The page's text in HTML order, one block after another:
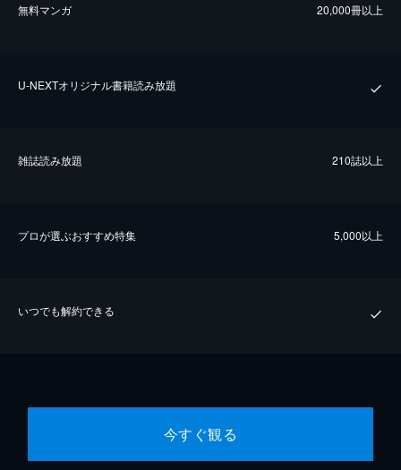
無料マンガ 20,000冊以上
U-NEXTオリジナル書籍読み放題
雑誌読み放題 210誌以上
プロが選ぶおすすめ特集 5,000以上
いつでも解約できる
今すぐ観る